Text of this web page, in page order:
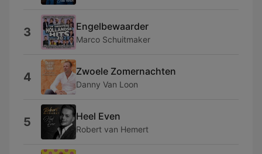
3 Engelbewaarder
Marco Schuitmaker
4 Zwoele Zomernachten
Danny Van Loon
5 Heel Even
Robert van Hemert